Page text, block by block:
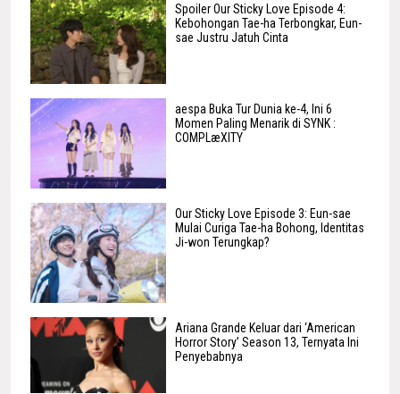
Spoiler Our Sticky Love Episode 4:
Kebohongan Tae-ha Terbongkar, Eun-
sae Justru Jatuh Cinta
aespa Buka Tur Dunia ke-4, Ini 6
Momen Paling Menarik di SYNK :
COMPLæXITY
Our Sticky Love Episode 3: Eun-sae
Mulai Curiga Tae-ha Bohong, Identitas
Ji-won Terungkap?
Ariana Grande Keluar dari ‘American
Horror Story’ Season 13, Ternyata Ini
Penyebabnya